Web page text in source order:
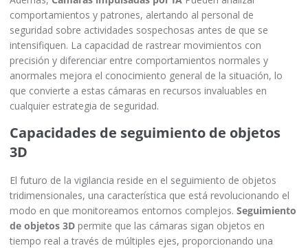
comportamientos y patrones, alertando al personal de
seguridad sobre actividades sospechosas antes de que se
intensifiquen. La capacidad de rastrear movimientos con
precisión y diferenciar entre comportamientos normales y
anormales mejora el conocimiento general de la situación, lo
que convierte a estas cámaras en recursos invaluables en
cualquier estrategia de seguridad.
Capacidades de seguimiento de objetos
3D
El futuro de la vigilancia reside en el seguimiento de objetos
tridimensionales, una característica que está revolucionando el
modo en que monitoreamos entornos complejos. Seguimiento
de objetos 3D permite que las cámaras sigan objetos en
tiempo real a través de múltiples ejes, proporcionando una